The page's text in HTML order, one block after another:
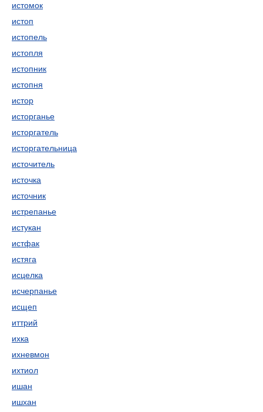
истомок
истоп
истопель
истопля
истопник
истопня
истор
исторганье
исторгатель
исторгательница
источитель
источка
источник
истрепанье
истукан
истфак
истяга
исцелка
исчерпанье
исщеп
иттрий
ихка
ихневмон
ихтиол
ишан
ишхан